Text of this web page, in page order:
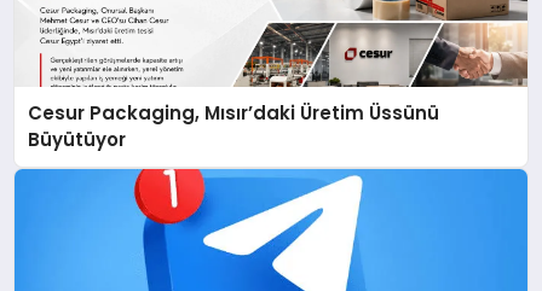
Cesur Packaging, Mısır’daki Üretim Üssünü
Büyütüyor